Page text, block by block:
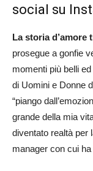
social su
La storia
prosegue a gonfie
momenti più belli
di Uomini e Donne
“piango
grande della mia
diventato realtà per
manager con cui